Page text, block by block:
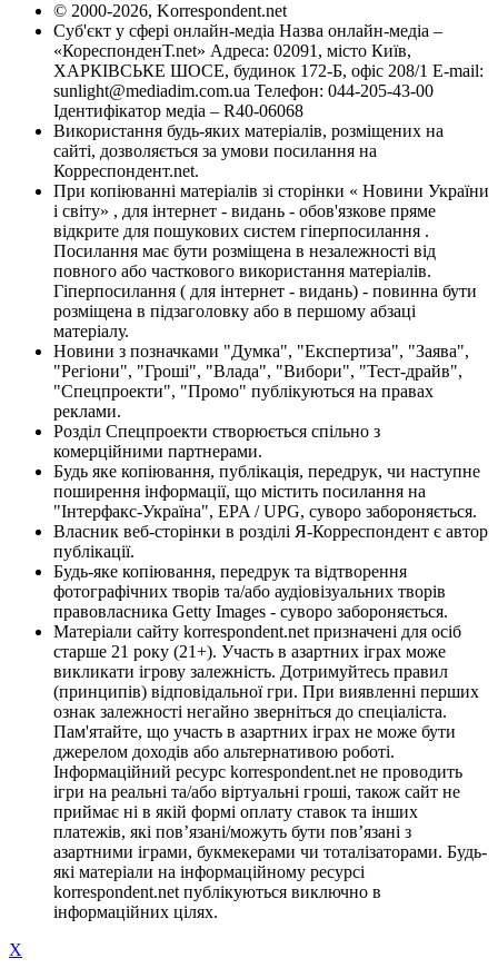
© 2000-2026, Korrespondent.net
Суб'єкт у сфері онлайн-медіа Назва онлайн-медіа –
«КореспонденТ.net» Адреса: 02091, місто Київ,
ХАРКІВСЬКЕ ШОСЕ, будинок 172-Б, офіс 208/1 E-mail:
sunlight@mediadim.com.ua Телефон: 044-205-43-00
Ідентифікатор медіа – R40-06068
Використання будь-яких матеріалів, розміщених на
сайті, дозволяється за умови посилання на
Корреспондент.net.
При копіюванні матеріалів зі сторінки « Новини України
і світу» , для інтернет - видань - обов'язкове пряме
відкрите для пошукових систем гіперпосилання .
Посилання має бути розміщена в незалежності від
повного або часткового використання матеріалів.
Гіперпосилання ( для інтернет - видань) - повинна бути
розміщена в підзаголовку або в першому абзаці
матеріалу.
Новини з позначками "Думка", "Експертиза", "Заява",
"Регіони", "Гроші", "Влада", "Вибори", "Тест-драйв",
"Спецпроекти", "Промо" публікуються на правах
реклами.
Розділ Спецпроекти створюється спільно з
комерційними партнерами.
Будь яке копіювання, публікація, передрук, чи наступне
поширення інформації, що містить посилання на
"Інтерфакс-Україна", EPA / UPG, суворо забороняється.
Власник веб-сторінки в розділі Я-Корреспондент є автор
публікації.
Будь-яке копіювання, передрук та відтворення
фотографічних творів та/або аудіовізуальних творів
правовласника Getty Images - суворо забороняється.
Матеріали сайту korrespondent.net призначені для осіб
старше 21 року (21+). Участь в азартних іграх може
викликати ігрову залежність. Дотримуйтесь правил
(принципів) відповідальної гри. При виявленні перших
ознак залежності негайно зверніться до спеціаліста.
Пам'ятайте, що участь в азартних іграх не може бути
джерелом доходів або альтернативою роботі.
Інформаційний ресурс korrespondent.net не проводить
ігри на реальні та/або віртуальні гроші, також сайт не
приймає ні в якій формі оплату ставок та інших
платежів, які пов’язані/можуть бути пов’язані з
азартними іграми, букмекерами чи тоталізаторами. Будь-
які матеріали на інформаційному ресурсі
korrespondent.net публікуються виключно в
інформаційних цілях.
X